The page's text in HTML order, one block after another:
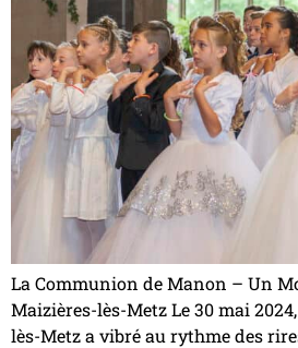
La Communion de Manon – Un
Maizières-lès-Metz Le 30 mai
lès-Metz a vibré au rythme des